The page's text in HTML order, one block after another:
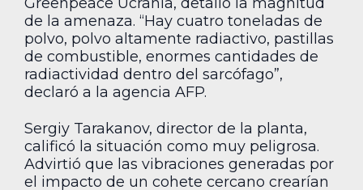
de la amenaza. “Hay cuatro toneladas de
polvo, polvo altamente radiactivo, pastillas
de combustible, enormes cantidades de
radiactividad dentro del sarcófago”,
declaró a la agencia AFP.
Sergiy Tarakanov, director de la planta,
calificó la situación como muy peligrosa.
Advirtió que las vibraciones generadas por
el impacto de un cohete cercano crearían